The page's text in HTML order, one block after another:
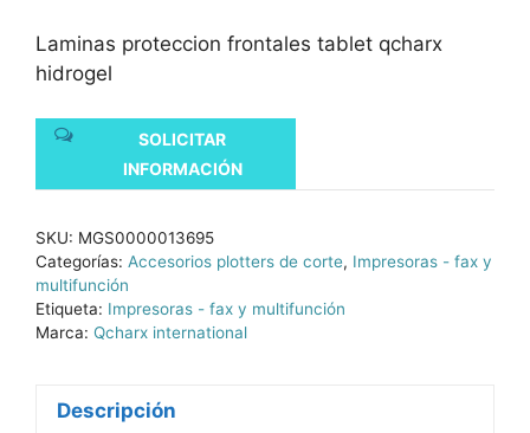
Laminas proteccion frontales tablet qcharx
hidrogel
SOLICITAR
INFORMACIÓN
SKU: MGS0000013695
Categorías: Accesorios plotters de corte, Impresoras - fax y
multifunción
Etiqueta: Impresoras - fax y multifunción
Marca: Qcharx international
Descripción